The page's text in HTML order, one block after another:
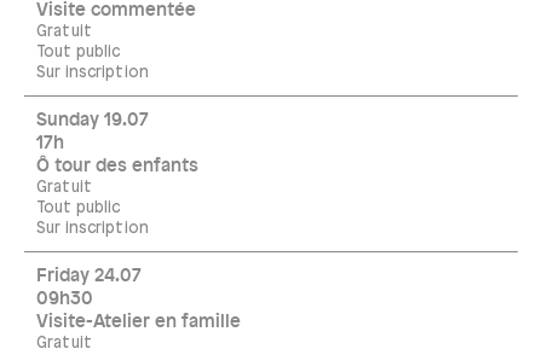
Visite commentée
Gratuit
Tout public
Sur inscription
Sunday 19.07
17h
Ô tour des enfants
Gratuit
Tout public
Sur inscription
Friday 24.07
09h30
Visite-Atelier en famille
Gratuit